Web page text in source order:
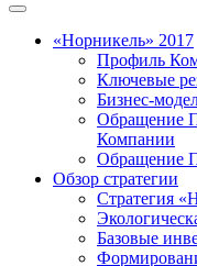
«Норникель» 2017
Профиль
Ключевые
Бизнес-
Обращение
Компании
Обращение
Обзор стратегии
Стратегия
Базовые